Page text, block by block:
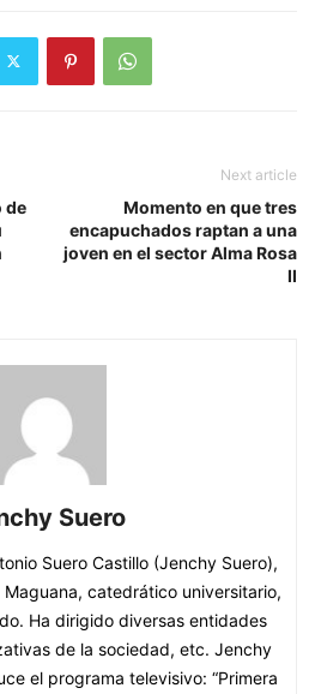
de
Next article
Momento en que tres
encapuchados raptan a una
joven en el sector Alma Rosa
II
Suero
Suero Castillo (Jenchy Suero),
catedrático universitario,
Ha dirigido diversas entidades
de la sociedad, etc. Jenchy
el programa televisivo: “Primera